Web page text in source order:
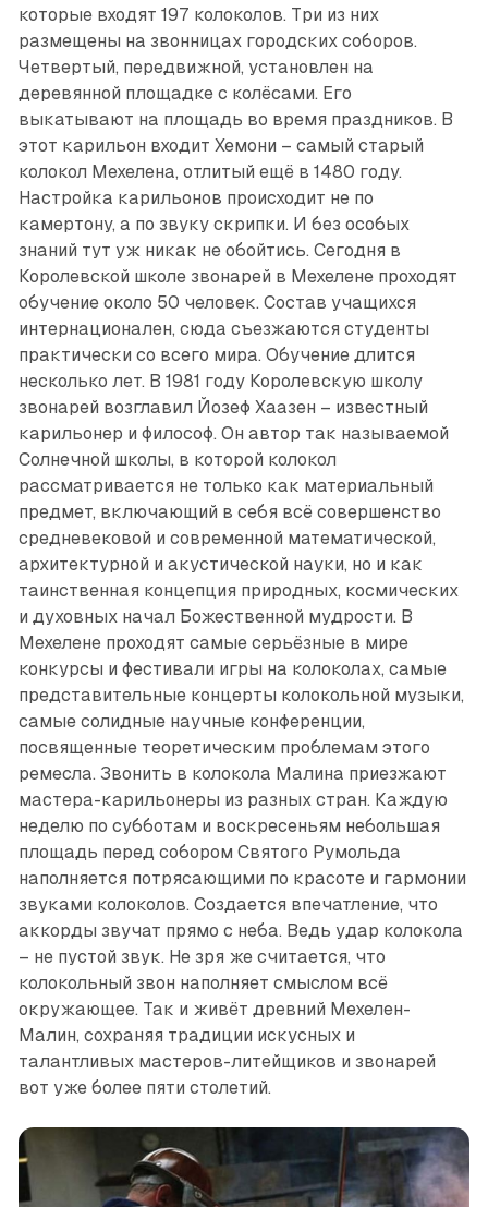
которые входят 197 колоколов. Три из них
размещены на звонницах городских соборов.
Четвертый, передвижной, установлен на
деревянной площадке с колёсами. Его
выкатывают на площадь во время праздников. В
этот карильон входит Хемони – самый старый
колокол Мехелена, отлитый ещё в 1480 году.
Настройка карильонов происходит не по
камертону, а по звуку скрипки. И без особых
знаний тут уж никак не обойтись. Сегодня в
Королевской школе звонарей в Мехелене проходят
обучение около 50 человек. Состав учащихся
интернационален, сюда съезжаются студенты
практически со всего мира. Обучение длится
несколько лет. В 1981 году Королевскую школу
звонарей возглавил Йозеф Хаазен – известный
карильонер и философ. Он автор так называемой
Солнечной школы, в которой колокол
рассматривается не только как материальный
предмет, включающий в себя всё совершенство
средневековой и современной математической,
архитектурной и акустической науки, но и как
таинственная концепция природных, космических
и духовных начал Божественной мудрости. В
Мехелене проходят самые серьёзные в мире
конкурсы и фестивали игры на колоколах, самые
представительные концерты колокольной музыки,
самые солидные научные конференции,
посвященные теоретическим проблемам этого
ремесла. Звонить в колокола Малина приезжают
мастера-карильонеры из разных стран. Каждую
неделю по субботам и воскресеньям небольшая
площадь перед собором Святого Румольда
наполняется потрясающими по красоте и гармонии
звуками колоколов. Создается впечатление, что
аккорды звучат прямо с неба. Ведь удар колокола
– не пустой звук. Не зря же считается, что
колокольный звон наполняет смыслом всё
окружающее. Так и живёт древний Мехелен-
Малин, сохраняя традиции искусных и
талантливых мастеров-литейщиков и звонарей
вот уже более пяти столетий.